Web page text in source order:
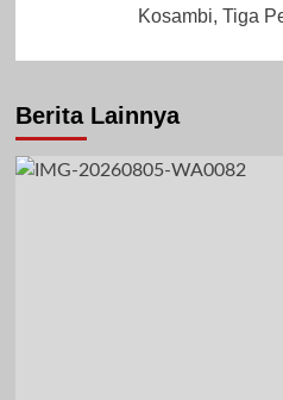
Kosambi, Tiga
Berita Lainnya